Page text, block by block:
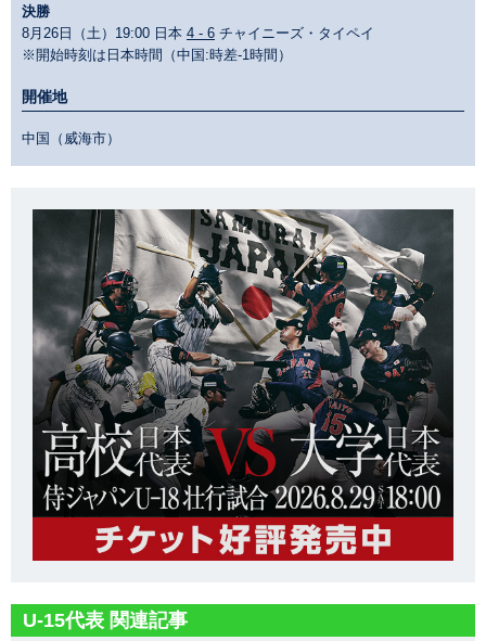
決勝
8月26日（土）19:00 日本 4 - 6 チャイニーズ・タイペイ
※開始時刻は日本時間（中国:時差-1時間）
開催地
中国（威海市）
U-15代表 関連記事